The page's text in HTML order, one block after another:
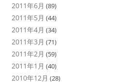
2011年6月 (89)
2011年5月 (44)
2011年4月 (34)
2011年3月 (71)
2011年2月 (59)
2011年1月 (40)
2010年12月 (28)